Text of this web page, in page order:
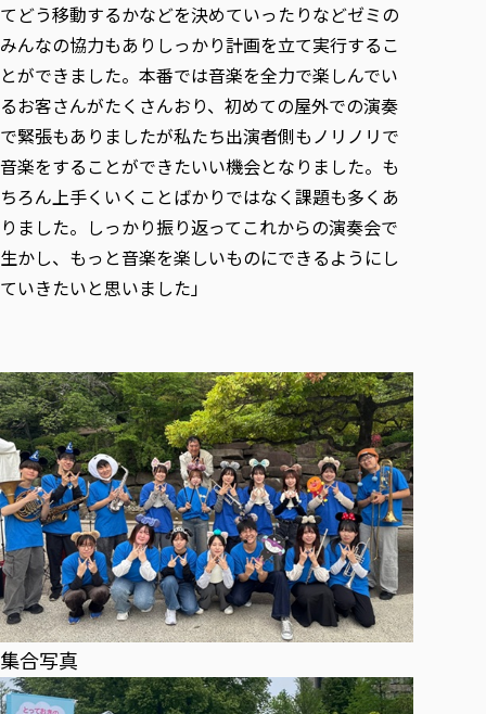
てどう移動するかなどを決めていったりなどゼミの
みんなの協力もありしっかり計画を立て実行するこ
とができました。本番では音楽を全力で楽しんでい
るお客さんがたくさんおり、初めての屋外での演奏
で緊張もありましたが私たち出演者側もノリノリで
音楽をすることができたいい機会となりました。も
ちろん上手くいくことばかりではなく課題も多くあ
りました。しっかり振り返ってこれからの演奏会で
生かし、もっと音楽を楽しいものにできるようにし
ていきたいと思いました」
集合写真